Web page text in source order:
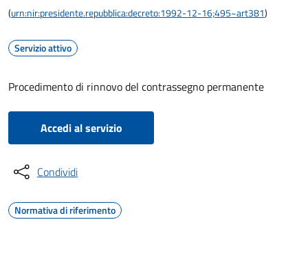
(urn:nir:presidente.repubblica:decreto:1992-12-16;495~art381)
Servizio attivo
Procedimento di rinnovo del contrassegno permanente
Accedi al servizio
Condividi
Normativa di riferimento